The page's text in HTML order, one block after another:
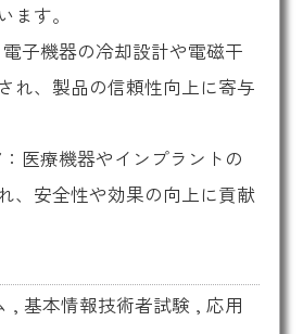
ます。
電子機器の冷却設計や電磁干
れ、製品の信頼性向上に寄与
：医療機器やインプラントの
、安全性や効果の向上に貢献
, 基本情報技術者試験 , 応用